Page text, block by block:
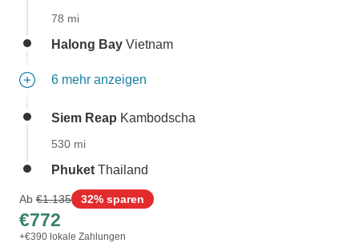
78 mi
Halong Bay Vietnam
6 mehr anzeigen
Siem Reap Kambodscha
530 mi
Phuket Thailand
Ab €1.135 32% sparen
€772
+€390 lokale Zahlungen